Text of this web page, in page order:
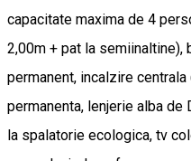
capacitate maxima de 4
2,00m + pat la semiinaltine),
permanent, incalzire
permanenta, lenjerie alba
la spalatorie ecologica, tv